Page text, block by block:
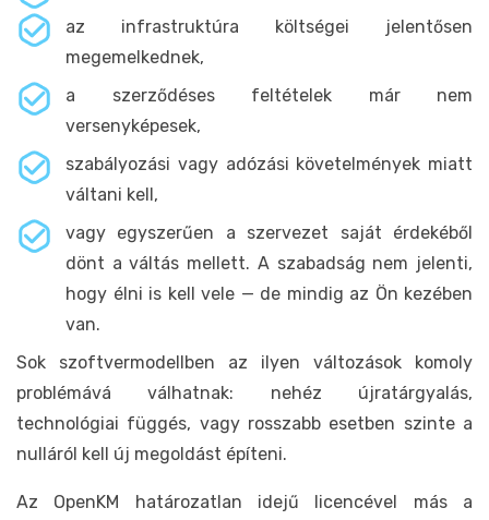
az infrastruktúra költségei jelentősen
megemelkednek,
a szerződéses feltételek már nem
versenyképesek,
szabályozási vagy adózási követelmények miatt
váltani kell,
vagy egyszerűen a szervezet saját érdekéből
dönt a váltás mellett. A szabadság nem jelenti,
hogy élni is kell vele — de mindig az Ön kezében
van.
Sok szoftvermodellben az ilyen változások komoly
problémává válhatnak: nehéz újratárgyalás,
technológiai függés, vagy rosszabb esetben szinte a
nulláról kell új megoldást építeni.
Az OpenKM határozatlan idejű licencével más a